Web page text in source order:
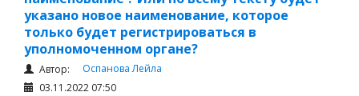
указано новое наименование, которое
только будет регистрироваться в
уполномоченном органе?
Автор:
Оспанова Лейла
03.11.2022 07:50